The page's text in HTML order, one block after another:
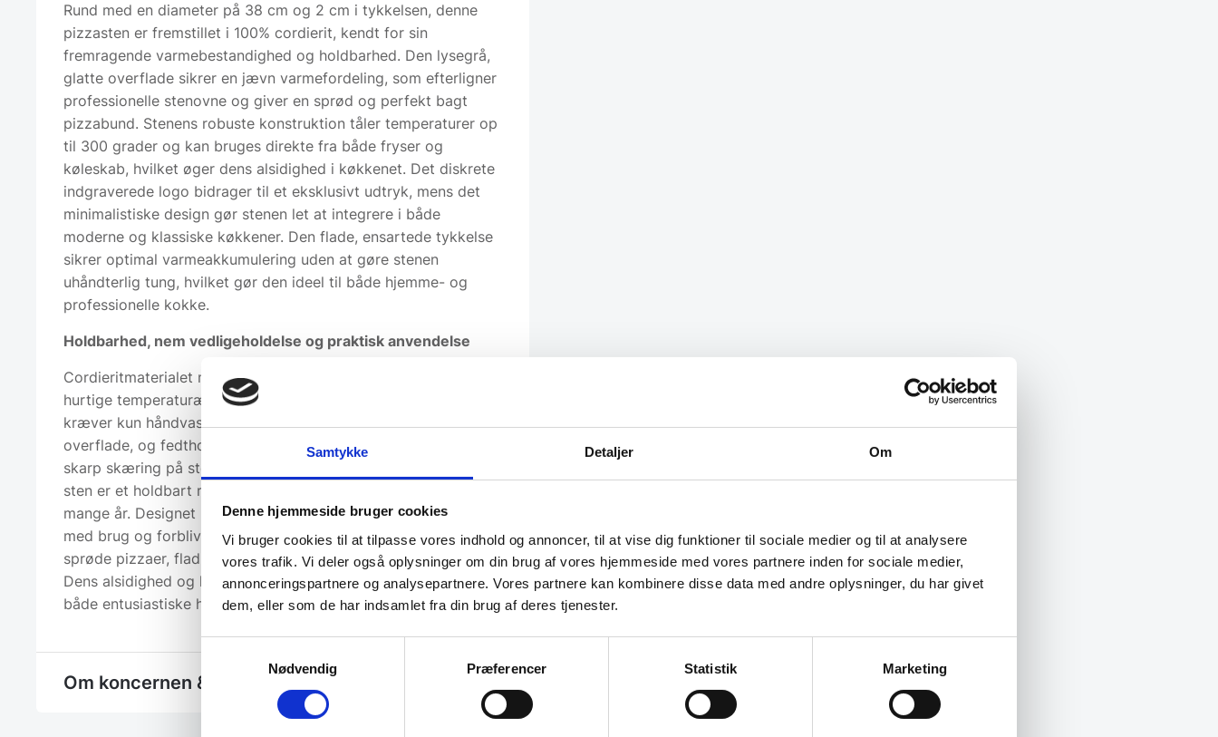
Samtykke Detaljer Om
Denne hjemmeside bruger cookies
Vi bruger cookies til at tilpasse vores indhold og annoncer, til at vise dig funktioner til sociale medier og til at analysere
vores trafik. Vi deler også oplysninger om din brug af vores hjemmeside med vores partnere inden for sociale medier,
annonceringspartnere og analysepartnere. Vores partnere kan kombinere disse data med andre oplysninger, du har givet
dem, eller som de har indsamlet fra din brug af deres tjenester.
Nødvendig
Præferencer Statistik Marketing
Rund med en diameter på 38 cm og 2 cm i tykkelsen, denne
pizzasten er fremstillet i 100% cordierit, kendt for sin
fremragende varmebestandighed og holdbarhed. Den lysegrå,
glatte overflade sikrer en jævn varmefordeling, som efterligner
professionelle stenovne og giver en sprød og perfekt bagt
pizzabund. Stenens robuste konstruktion tåler temperaturer op
til 300 grader og kan bruges direkte fra både fryser og
køleskab, hvilket øger dens alsidighed i køkkenet. Det diskrete
indgraverede logo bidrager til et eksklusivt udtryk, mens det
minimalistiske design gør stenen let at integrere i både
moderne og klassiske køkkener. Den flade, ensartede tykkelse
sikrer optimal varmeakkumulering uden at gøre stenen
uhåndterlig tung, hvilket gør den ideel til både hjemme- og
professionelle kokke.
Holdbarhed, nem vedligeholdelse og praktisk anvendelse
Cordieritmaterialet modstår termisk chok, så stenen kan klare
hurtige temperaturændringer uden risiko for revner. Den
kræver kun håndvask uden sæbe for at bevare sin naturlige
overflade, og fedtholdige fødevarer kan efterlade mærker, så
skarp skæring på stenen bør undgås. Den fødevaregodkendte
sten er et holdbart redskab, der med korrekt pleje kan bruges i
mange år. Designet uden belægning sikrer, at stenen forbedres
med brug og forbliver et pålideligt værktøj til bagning af
sprøde pizzaer, fladbrød og andre bagværk med høj varme.
Dens alsidighed og kvalitet gør den til et uundværligt element i
både entusiastiske hjemmekøkkener og professionelle miljøer.
Om koncernen & god kvalitet